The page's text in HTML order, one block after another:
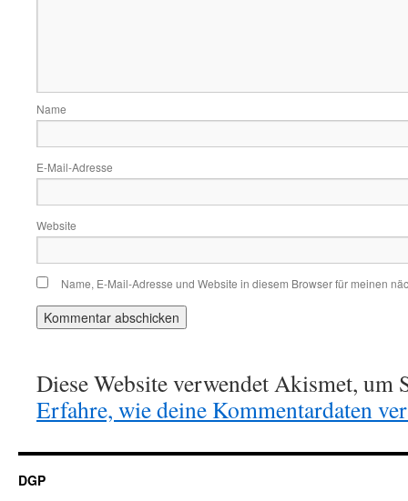
Name
E-Mail-Adresse
Website
Name, E-Mail-Adresse und Website in diesem Browser für meinen
Diese Website verwendet Akismet, um
Erfahre, wie deine Kommentardaten
DGP